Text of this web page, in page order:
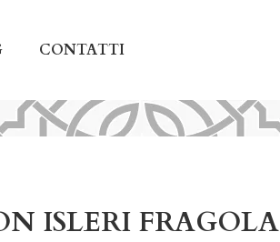
CONTATTI
ISLERI FRAGOLA